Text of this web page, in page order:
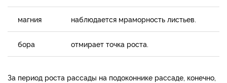
магния наблюдается мраморность листьев.
бора отмирает точка роста.
За период роста рассады на подоконнике рассаде, конечно,